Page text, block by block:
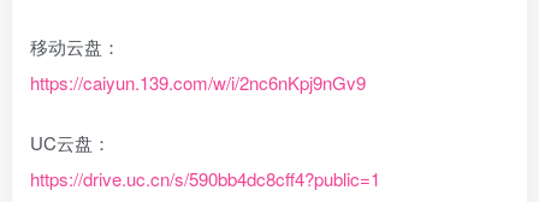
移动云盘：
https://caiyun.139.com/w/i/2nc6nKpj9nGv9
UC云盘：
https://drive.uc.cn/s/590bb4dc8cff4?public=1